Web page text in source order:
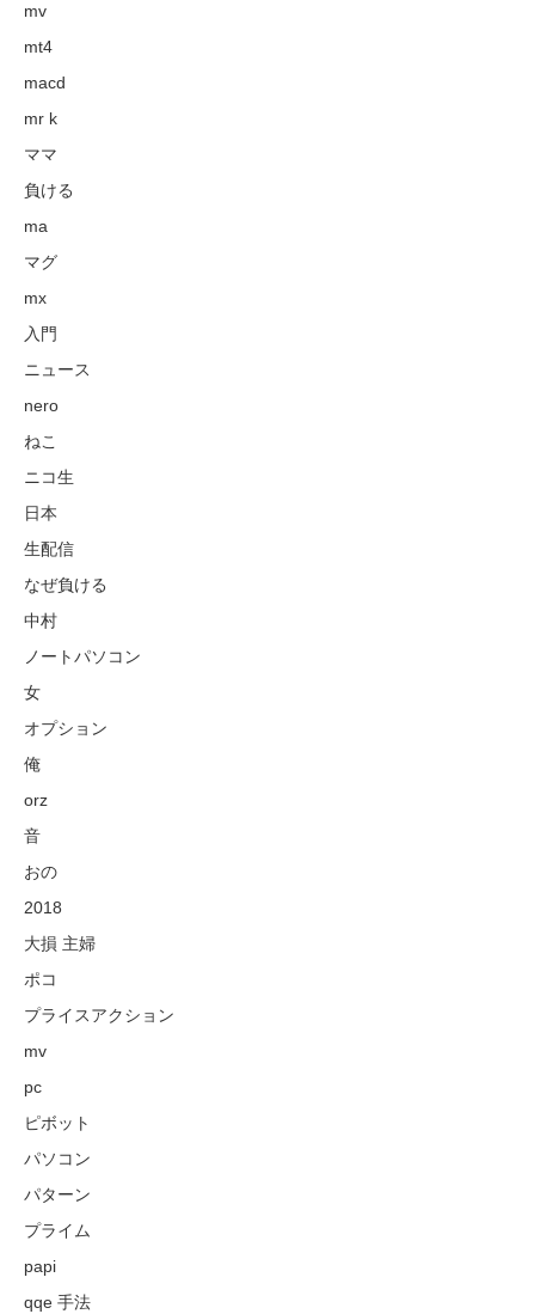
mv
mt4
macd
mr k
ママ
負ける
ma
マグ
mx
入門
ニュース
nero
ねこ
ニコ生
日本
生配信
なぜ負ける
中村
ノートパソコン
女
オプション
俺
orz
音
おの
2018
大損 主婦
ポコ
プライスアクション
mv
pc
ピボット
パソコン
パターン
プライム
papi
qqe 手法